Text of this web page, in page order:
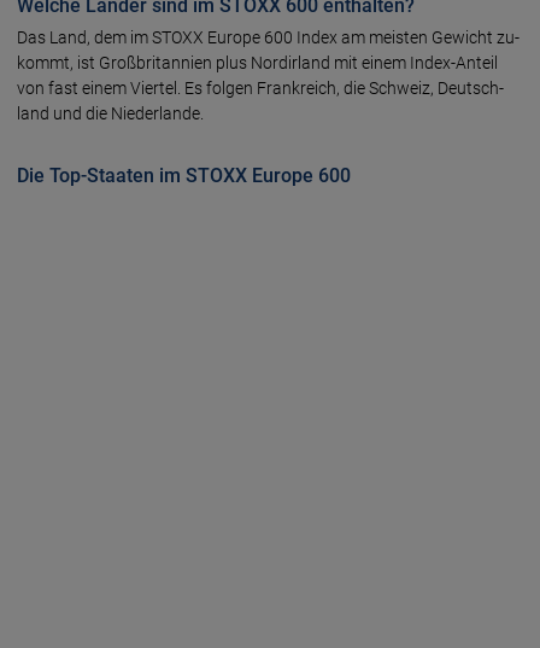
Welche Länder sind im STOXX 600 enthalten?
Das Land, dem im STOXX Euro­pe 600 In­dex am meis­ten Gewicht zu­
kommt, ist Groß­britan­nien plus Nordirland mit einem In­dex-An­teil
von fast einem Vier­tel. Es fol­gen Frank­reich, die Schweiz, Deutsch­
land und die Nieder­lan­de.
Die Top-Staaten im STOXX Europe 600